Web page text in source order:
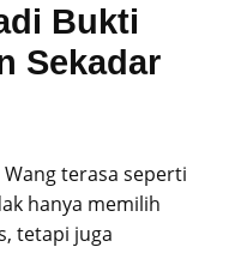
Bukti
Sekadar
terasa seperti
hanya memilih
tetapi juga